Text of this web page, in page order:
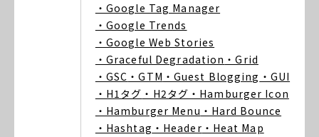
・Google Tag Manager
・Google Trends
・Google Web Stories
・Graceful Degradation ・Grid
・GSC ・GTM ・Guest Blogging ・GUI
・H1タグ ・H2タグ ・Hamburger Icon
・Hamburger Menu ・Hard Bounce
・Hashtag ・Header ・Heat Map